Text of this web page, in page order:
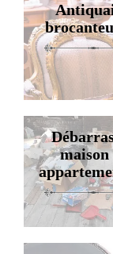
maison